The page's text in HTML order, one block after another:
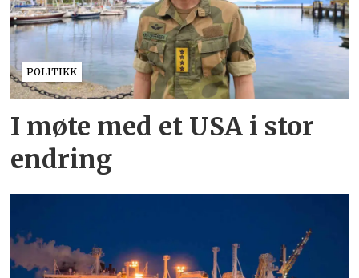
POLITIKK
I møte med et USA i stor
endring